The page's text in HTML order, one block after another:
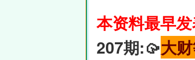
本资料最早
207期:🥠大